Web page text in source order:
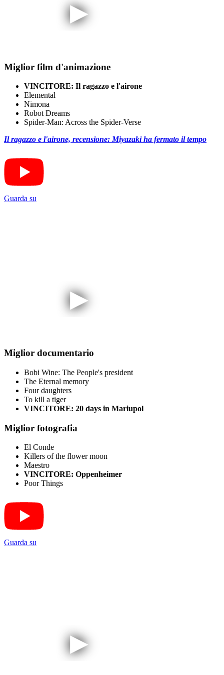
Miglior film d'animazione
VINCITORE: Il ragazzo e l'airone
Elemental
Nimona
Robot Dreams
Spider-Man: Across the Spider-Verse
Il ragazzo e l'airone, recensione: Miyazaki ha fermato il tempo
Guarda su
Miglior documentario
Bobi Wine: The People's president
The Eternal memory
Four daughters
To kill a tiger
VINCITORE: 20 days in Mariupol
Miglior fotografia
El Conde
Killers of the flower moon
Maestro
VINCITORE: Oppenheimer
Poor Things
Guarda su